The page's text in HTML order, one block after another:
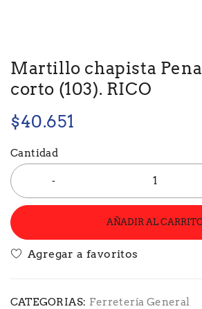
Martillo chapista
corto (103). RICO
$40.651
Cantidad
AÑADIR AL
CATEGORIAS: Ferretería General